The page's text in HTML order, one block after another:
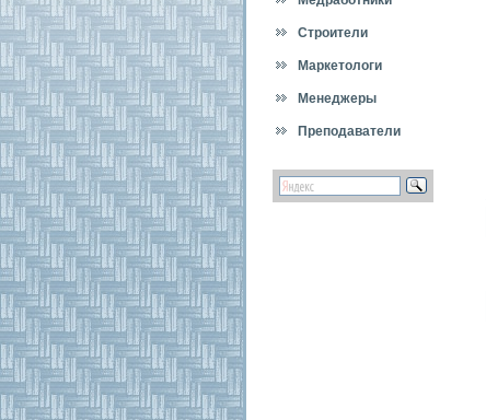
Строители
Маркетологи
Менеджеры
Преподаватели